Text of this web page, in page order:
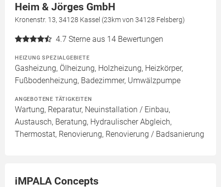
Heim & Jörges GmbH
Kronenstr. 13, 34128 Kassel (23km von 34128 Felsberg)
4.7 Sterne aus 14 Bewertungen
HEIZUNG SPEZIALGEBIETE
Gasheizung, Ölheizung, Holzheizung, Heizkörper,
Fußbodenheizung, Badezimmer, Umwälzpumpe
ANGEBOTENE TÄTIGKEITEN
Wartung, Reparatur, Neuinstallation / Einbau,
Austausch, Beratung, Hydraulischer Abgleich,
Thermostat, Renovierung, Renovierung / Badsanierung
iMPALA Concepts